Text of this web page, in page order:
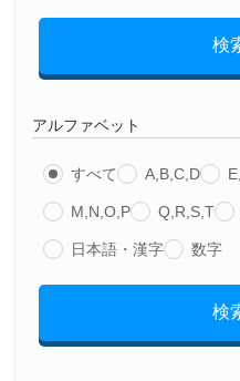
検
アルファベット
すべて A,B,C,D
M,N,O,P Q,R,S,T
日本語・漢字 数字
検